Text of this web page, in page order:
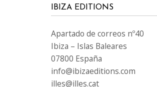
IBIZA EDITIONS
Apartado de correos nº40
Ibiza – Islas Baleares
07800 España
info@ibizaeditions.com
illes@illes.cat